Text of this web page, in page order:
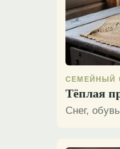
СЕМЕЙНЫЙ
Тёплая
Снег,